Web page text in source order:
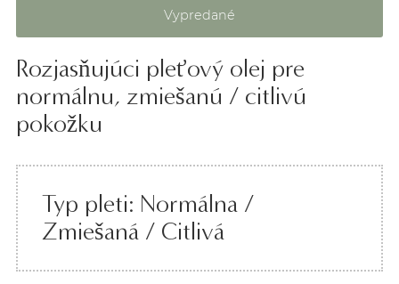
Rozjasňujúci pleťový olej pre
normálnu, zmiešanú / citlivú
pokožku
Typ pleti: Normálna /
Zmiešaná / Citlivá